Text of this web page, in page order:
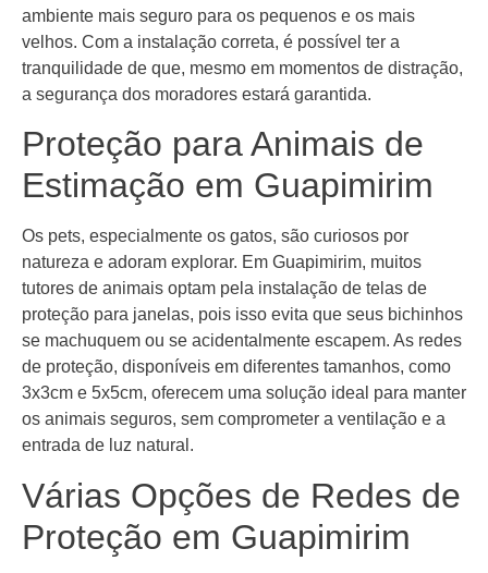
ambiente mais seguro para os pequenos e os mais
velhos. Com a instalação correta, é possível ter a
tranquilidade de que, mesmo em momentos de distração,
a segurança dos moradores estará garantida.
Proteção para Animais de
Estimação em Guapimirim
Os pets, especialmente os gatos, são curiosos por
natureza e adoram explorar. Em Guapimirim, muitos
tutores de animais optam pela instalação de telas de
proteção para janelas, pois isso evita que seus bichinhos
se machuquem ou se acidentalmente escapem. As redes
de proteção, disponíveis em diferentes tamanhos, como
3x3cm e 5x5cm, oferecem uma solução ideal para manter
os animais seguros, sem comprometer a ventilação e a
entrada de luz natural.
Várias Opções de Redes de
Proteção em Guapimirim